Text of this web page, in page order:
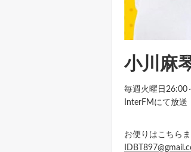
小川麻
毎週火曜日26:00
InterFMにて放送
お便りはこちら